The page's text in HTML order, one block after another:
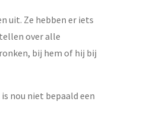
uit. Ze hebben er iets
over alle
bij hem of hij bij
nou niet bepaald een